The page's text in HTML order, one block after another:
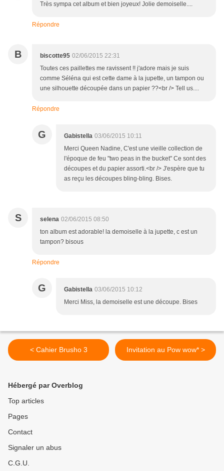
Très sympa cet album et bien joyeux! Jolie demoiselle....
Répondre
B biscotte95 02/06/2015 22:31
Toutes ces paillettes me ravissent !! j'adore mais je suis
comme Séléna qui est cette dame à la jupette, un tampon ou
une silhouette découpée dans un papier ??<br /> Tell us....
Répondre
G Gabistella 03/06/2015 10:11
Merci Queen Nadine, C'est une vieille collection de
l'époque de feu "two peas in the bucket" Ce sont des
découpes et du papier assorti.<br /> J'espère que tu
as reçu les découpes bling-bling. Bises.
S selena 02/06/2015 08:50
ton album est adorable! la demoiselle à la jupette, c est un
tampon? bisous
Répondre
G Gabistella 03/06/2015 10:12
Merci Miss, la demoiselle est une découpe. Bises
< Cahier Brusho 3 Invitation au Pow wow* >
Hébergé par Overblog
Top articles
Pages
Contact
Signaler un abus
C.G.U.